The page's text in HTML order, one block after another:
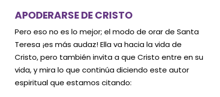
APODERARSE DE CRISTO
Pero eso no es lo mejor; el modo de orar de Santa
Teresa ¡es más audaz! Ella va hacia la vida de
Cristo, pero también invita a que Cristo entre en su
vida, y mira lo que continúa diciendo este autor
espiritual que estamos citando: